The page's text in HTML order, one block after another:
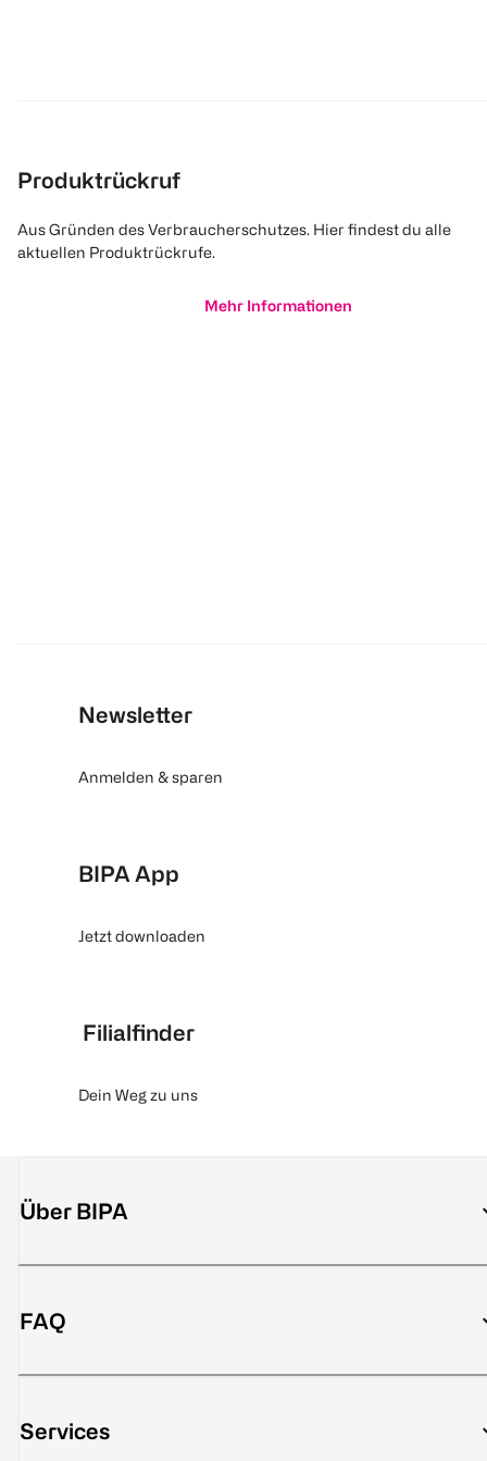
Produktrückruf
Aus Gründen des Verbraucherschutzes. Hier findest du alle
aktuellen Produktrückrufe.
Mehr Informationen
Newsletter
Anmelden & sparen
BIPA App
Jetzt downloaden
Filialfinder
Dein Weg zu uns
Über BIPA
FAQ
Services